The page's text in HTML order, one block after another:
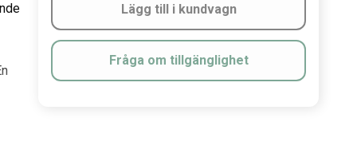
Lägg till i kundvagn
Fråga om tillgänglighet